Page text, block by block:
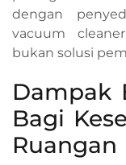
dengan
vacuum
bukan solusi
Dampak
Bagi
Ruangan